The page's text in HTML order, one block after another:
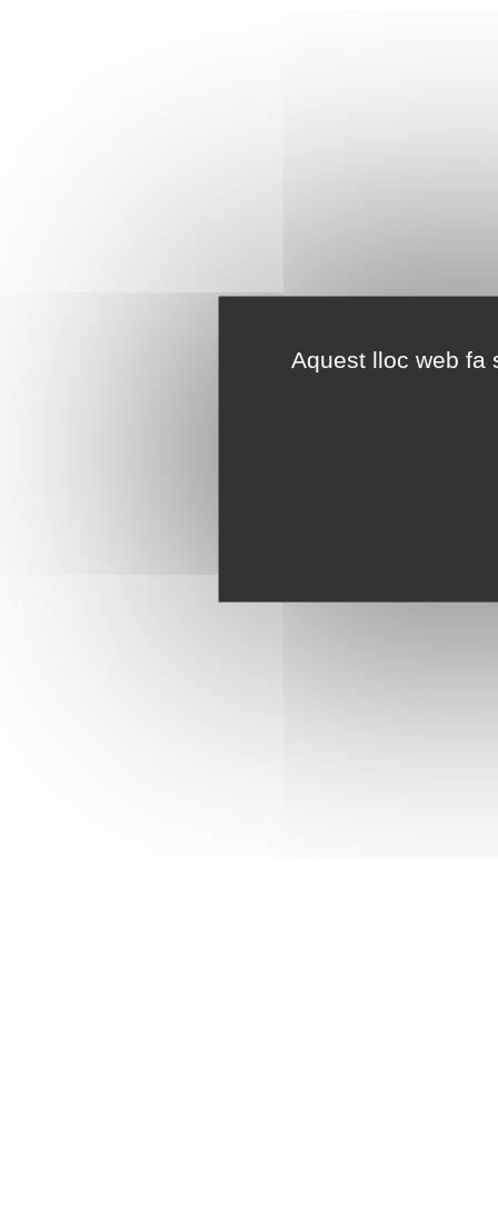
Aquest lloc web fa